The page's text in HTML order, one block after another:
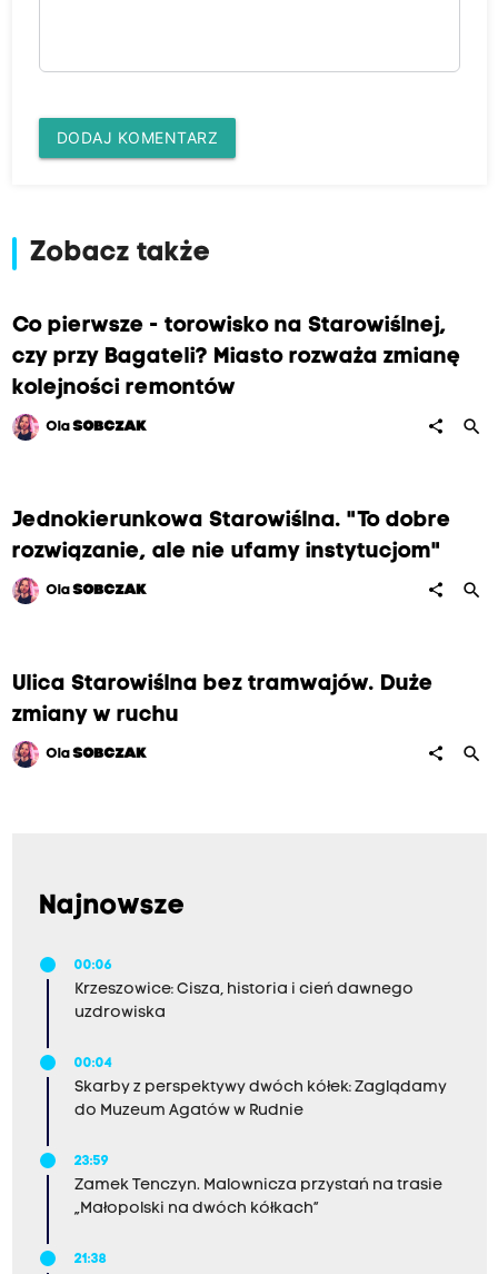
DODAJ KOMENTARZ
Zobacz także
Co pierwsze - torowisko na Starowiślnej,
czy przy Bagateli? Miasto rozważa zmianę
kolejności remontów
OlaSOBCZAK share search
Jednokierunkowa Starowiślna. "To dobre
rozwiązanie, ale nie ufamy instytucjom"
OlaSOBCZAK share search
Ulica Starowiślna bez tramwajów. Duże
zmiany w ruchu
OlaSOBCZAK share search
Najnowsze
00:06
Krzeszowice: Cisza, historia i cień dawnego
uzdrowiska
00:04
Skarby z perspektywy dwóch kółek: Zaglądamy
do Muzeum Agatów w Rudnie
23:59
Zamek Tenczyn. Malownicza przystań na trasie
„Małopolski na dwóch kółkach”
21:38